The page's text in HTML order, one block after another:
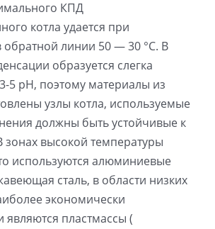
КПД
котла удается при
обратной линии 50 — 30 °С. В
образуется слегка
5 pH, поэтому материалы из
узлы котла, используемые
должны быть устойчивые к
зонах высокой температуры
используются алюминиевые
сталь, в области низких
экономически
пластмассы (